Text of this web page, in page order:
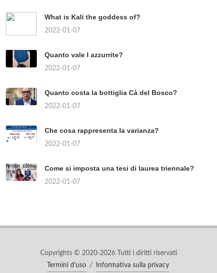
What is Kali the goddess of?
2022-01-07
Quanto vale l azzurrite?
2022-01-07
Quanto costa la bottiglia Cà del Bosco?
2022-01-07
Che cosa rappresenta la varianza?
2022-01-07
Come si imposta una tesi di laurea triennale?
2022-01-07
Copyrights © 2020-2026 Tutti i diritti riservati
Termini d'uso
/ Informativa sulla privacy